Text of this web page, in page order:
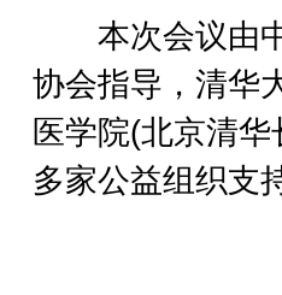
本次会议由中
协会指导，清华
医学院(北京清
多家公益组织支